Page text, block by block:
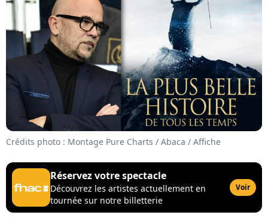
Crédits photo : Montage Pure Charts / Abaca / Affiche
Réservez votre spectacle
Découvrez les artistes actuellement en
tournée sur notre billetterie
Voir